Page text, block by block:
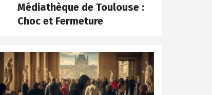
Médiathèque de Toulouse :
Choc et Fermeture